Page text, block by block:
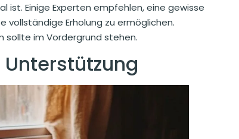
Einige Experten empfehlen, eine gewisse
vollständige Erholung zu ermöglichen.
sollte im Vordergrund stehen.